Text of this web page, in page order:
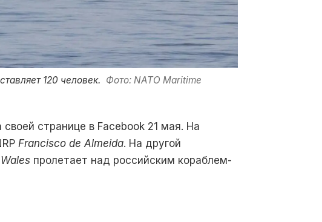
120 человек. Фото: NATO Maritime
странице в Facebook 21 мая. На
Francisco de Almeida. На другой
пролетает над российским кораблем-